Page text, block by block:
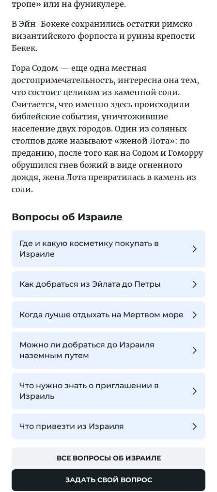
тропе» или на фуникулере.
В Эйн-Бокеке сохранились остатки римско-
византийского форпоста и руины крепости
Бекек.
Гора Содом — еще одна местная
достопримечательность, интересна она тем,
что состоит целиком из каменной соли.
Считается, что именно здесь происходили
библейские события, уничтожившие
население двух городов. Один из соляных
столпов даже называют «женой Лота»: по
преданию, после того как на Содом и Гоморру
обрушился гнев божий в виде огненного
дождя, жена Лота превратилась в камень из
соли.
Вопросы об Израиле
Где и какую косметику покупать в
Израиле
Как добраться из Эйлата до Петры
Когда лучше отдыхать на Мертвом море
Можно ли добраться до Израиля
наземным путем
Что нужно знать о приглашении в
Израиль
Что привезти из Израиля
ВСЕ ВОПРОСЫ ОБ ИЗРАИЛЕ
ЗАДАТЬ СВОЙ ВОПРОС